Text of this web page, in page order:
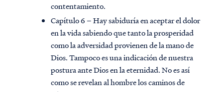
contentamiento.
Capítulo 6 – Hay sabiduría en aceptar el dolor
en la vida sabiendo que tanto la prosperidad
como la adversidad provienen de la mano de
Dios. Tampoco es una indicación de nuestra
postura ante Dios en la eternidad. No es así
como se revelan al hombre los caminos de